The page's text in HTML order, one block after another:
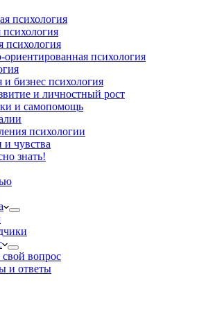
психология
психология
психология
ориентированная психология
и бизнес психология
и личностный рост
и самопомощь
психологии
чувства
знать!
свой вопрос
и ответы